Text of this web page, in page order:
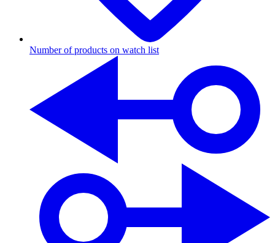
Number of products on watch list